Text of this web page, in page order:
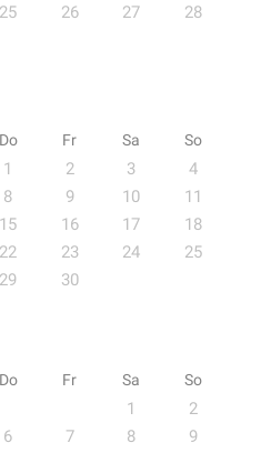
25 26 27
28
Do Fr Sa So
1 2 3
4
8 9 10
11
15 16 17
18
22 23 24
25
29 30
Do Fr Sa So
1
2
6 7 8
9